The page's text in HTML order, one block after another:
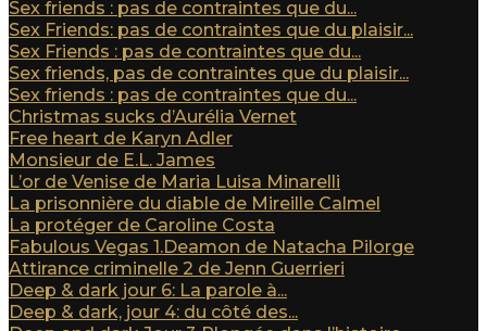
Sex friends : pas de contraintes que du...
Sex Friends: pas de contraintes que du plaisir...
Sex Friends : pas de contraintes que du...
Sex friends, pas de contraintes que du plaisir...
Sex friends : pas de contraintes que du...
Christmas sucks d’Aurélia Vernet
Free heart de Karyn Adler
Monsieur de E.L. James
L’or de Venise de Maria Luisa Minarelli
La prisonnière du diable de Mireille Calmel
La protéger de Caroline Costa
Fabulous Vegas 1.Deamon de Natacha Pilorge
Attirance criminelle 2 de Jenn Guerrieri
Deep & dark jour 6: La parole à...
Deep & dark, jour 4: du côté des...